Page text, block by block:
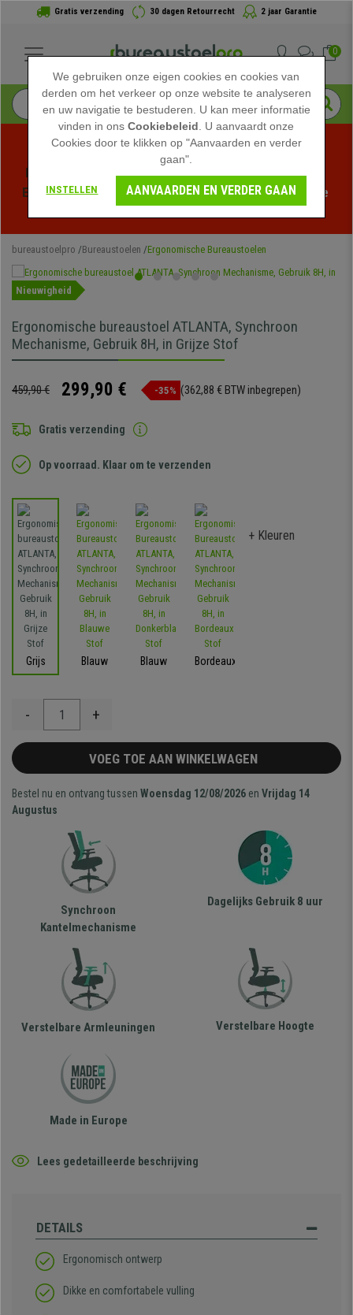
Gratis verzending 30 dagen Retourrecht 2 jaar Garantie
0
Profiteer van de Zomeruitverkoop bij bureaustoelpro!
Exclusieve kortingen voor een beperkte tijd - Bekijk de
bureaustoelpro Bureaustoelen Ergonomische Bureaustoelen
Nieuwigheid
Ergonomische bureaustoel ATLANTA, Synchroon
Mechanisme, Gebruik 8H, in Grijze Stof
459,90 € 299,90 € -35% (362,88 € BTW inbegrepen)
Gratis verzending
Op voorraad. Klaar om te verzenden
Grijs Blauw Blauw Bordeaux
+ Kleuren
- +
VOEG TOE AAN WINKELWAGEN
Bestel nu en ontvang tussen Woensdag 12/08/2026 en Vrijdag 14
Augustus
Synchroon
Kantelmechanisme
Dagelijks Gebruik 8 uur
Verstelbare Armleuningen Verstelbare Hoogte
Made in Europe
Lees gedetailleerde beschrijving
DETAILS
Ergonomisch ontwerp
Dikke en comfortabele vulling
We gebruiken onze eigen cookies en cookies van
derden om het verkeer op onze website te analyseren
en uw navigatie te bestuderen. U kan meer informatie
vinden in onsCookiebeleid . U aanvaardt onze
Cookies door te klikken op "Aanvaarden en verder
gaan".
INSTELLEN AANVAARDEN EN VERDER GAAN